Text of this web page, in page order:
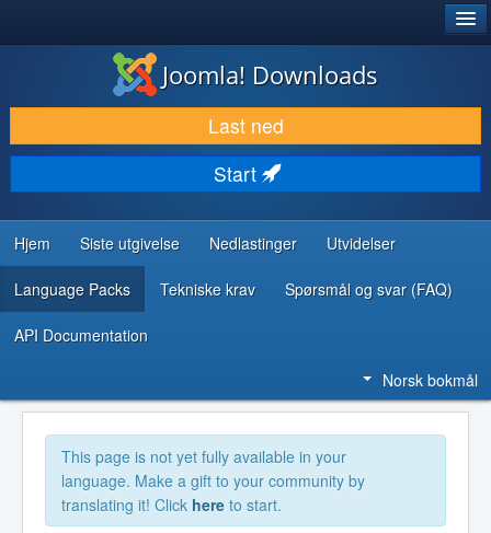
LAST NED & UTVID
OPPDAG & LÆR
SAMFUNN & BRUKERSTØTTE
UTVIKLINGSRESSURSER
Joomla! Downloads
Last ned
Start
Hjem Siste utgivelse Nedlastinger Utvidelser
Language Packs Tekniske krav Spørsmål og svar (FAQ)
API Documentation
Norsk bokmål
This page is not yet fully available in your
language. Make a gift to your community by
translating it! Click here to start.